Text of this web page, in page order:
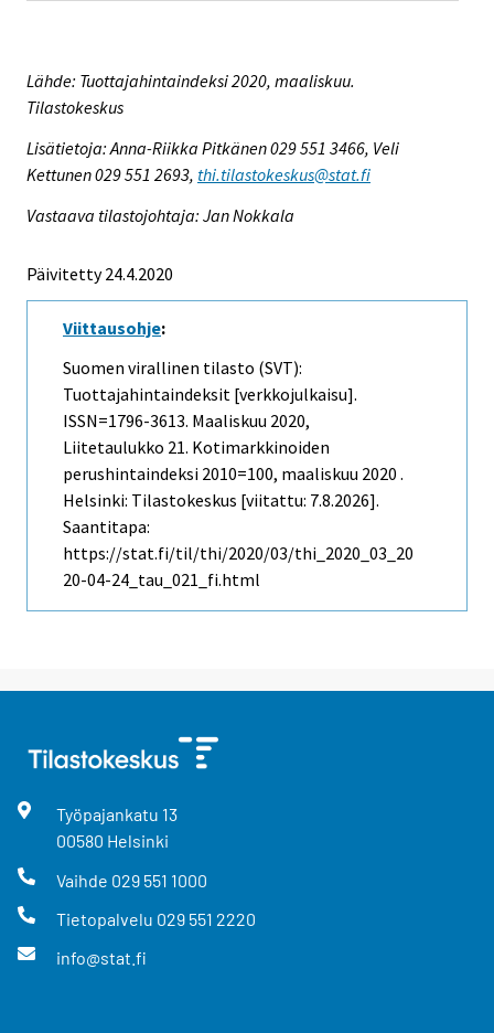
Lähde: Tuottajahintaindeksi 2020, maaliskuu.
Tilastokeskus
Lisätietoja: Anna-Riikka Pitkänen 029 551 3466, Veli
Kettunen 029 551 2693, thi.tilastokeskus@stat.fi
Vastaava tilastojohtaja: Jan Nokkala
Päivitetty 24.4.2020
Viittausohje:
Suomen virallinen tilasto (SVT):
Tuottajahintaindeksit [verkkojulkaisu].
ISSN=1796-3613. Maaliskuu 2020,
Liitetaulukko 21. Kotimarkkinoiden
perushintaindeksi 2010=100, maaliskuu 2020 .
Helsinki: Tilastokeskus [viitattu: 7.8.2026].
Saantitapa:
https://stat.fi/til/thi/2020/03/thi_2020_03_20
20-04-24_tau_021_fi.html
Työpajankatu 13
00580 Helsinki
Vaihde 029 551 1000
Tietopalvelu 029 551 2220
info@stat.fi